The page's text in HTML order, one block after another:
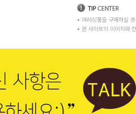
+ 여러상품을 구매하실
+ 본 사이트의 이미지와